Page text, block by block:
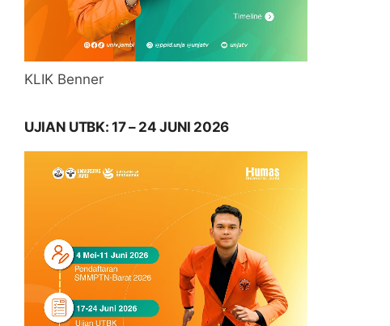
KLIK Benner
UJIAN UTBK: 17 – 24 JUNI 2026